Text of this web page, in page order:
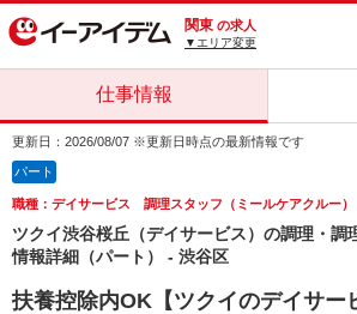
関東 の求人
▼エリア変更
仕事情報
更新日：2026/08/07 ※更新日時点の最新情報です
パート
職種：デイサービス 調理スタッフ（ミールケアクルー）
ツクイ渋谷桜丘（デイサービス）の調理・調
情報詳細（パート） - 渋谷区
扶養控除内OK【ツクイのデイサー